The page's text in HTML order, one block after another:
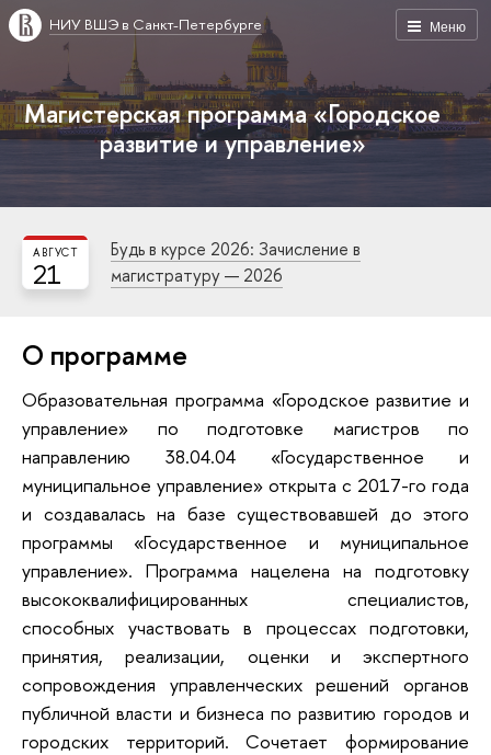
Меню
НИУ ВШЭ в Санкт-Петербурге
Магистерская программа «Городское
развитие и управление»
21
АВГУСТ
Будь в курсе 2026: Зачисление в
магистратуру — 2026
О программе
Образовательная программа «Городское развитие и
управление» по подготовке магистров по
направлению 38.04.04 «Государственное и
муниципальное управление» открыта с 2017-го года
и создавалась на базе существовавшей до этого
программы «Государственное и муниципальное
управление». Программа нацелена на подготовку
высококвалифицированных специалистов,
способных участвовать в процессах подготовки,
принятия, реализации, оценки и экспертного
сопровождения управленческих решений органов
публичной власти и бизнеса по развитию городов и
городских территорий. Сочетает формирование